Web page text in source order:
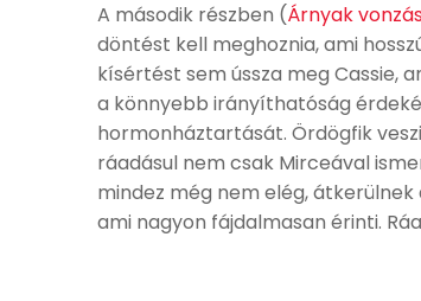
A második részben (Árnyak
döntést kell meghoznia, ami
kísértést sem ússza meg Cassie,
a könnyebb irányíthatóság
hormonháztartását. Ördögfik
ráadásul nem csak Mirceával
mindez még nem elég,
ami nagyon fájdalmasan érinti.